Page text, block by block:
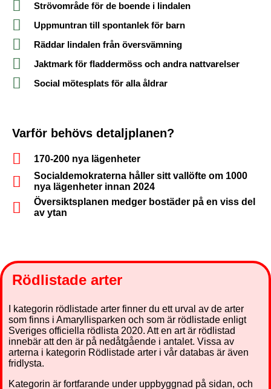
Strövområde för de boende i lindalen
Uppmuntran till spontanlek för barn
Räddar lindalen från översvämning
Jaktmark för fladdermöss och andra nattvarelser
Social mötesplats för alla åldrar
Varför behövs detaljplanen?
170-200 nya lägenheter
Socialdemokraterna håller sitt vallöfte om 1000
nya lägenheter innan 2024
Översiktsplanen medger bostäder på en viss del
av ytan
Rödlistade arter
I kategorin rödlistade arter finner du ett urval av de arter
som finns i Amaryllisparken och som är rödlistade enligt
Sveriges officiella rödlista 2020. Att en art är rödlistad
innebär att den är på nedåtgående i antalet. Vissa av
arterna i kategorin Rödlistade arter i vår databas är även
fridlysta.
Kategorin är fortfarande under uppbyggnad på sidan, och